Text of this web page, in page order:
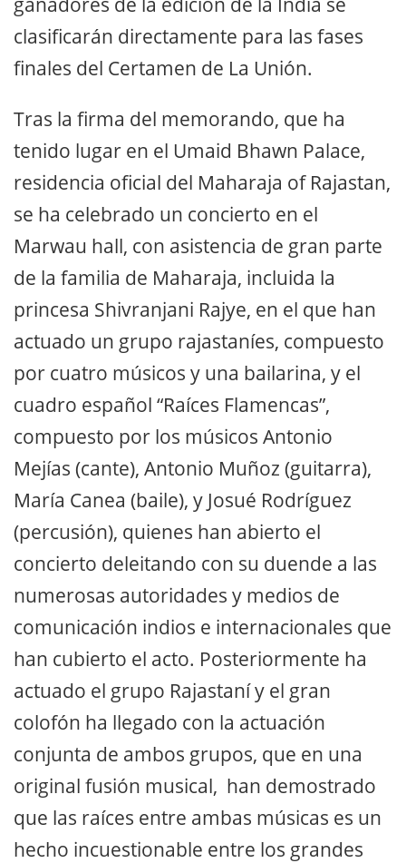
clasificarán directamente para las fases
finales del Certamen de La Unión.
Tras la firma del memorando, que ha
tenido lugar en el Umaid Bhawn Palace,
residencia oficial del Maharaja of Rajastan,
se ha celebrado un concierto en el
Marwau hall, con asistencia de gran parte
de la familia de Maharaja, incluida la
princesa Shivranjani Rajye, en el que han
actuado un grupo rajastaníes, compuesto
por cuatro músicos y una bailarina, y el
cuadro español “Raíces Flamencas”,
compuesto por los músicos Antonio
Mejías (cante), Antonio Muñoz (guitarra),
María Canea (baile), y Josué Rodríguez
(percusión), quienes han abierto el
concierto deleitando con su duende a las
numerosas autoridades y medios de
comunicación indios e internacionales que
han cubierto el acto. Posteriormente ha
actuado el grupo Rajastaní y el gran
colofón ha llegado con la actuación
conjunta de ambos grupos, que en una
original fusión musical, han demostrado
que las raíces entre ambas músicas es un
hecho incuestionable entre los grandes